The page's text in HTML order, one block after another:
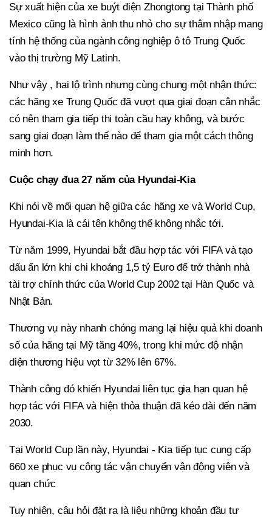
Sự xuất hiện của xe buýt điện Zhongtong tại Thành phố
Mexico cũng là hình ảnh thu nhỏ cho sự thâm nhập mang
tính hệ thống của ngành công nghiệp ô tô Trung Quốc
vào thị trường Mỹ Latinh.
Như vậy , hai lộ trình nhưng cùng chung một nhận thức:
các hãng xe Trung Quốc đã vượt qua giai đoạn cân nhắc
có nên tham gia tiếp thi toàn cầu hay không, và bước
sang giai đoạn làm thế nào để tham gia một cách thông
minh hơn.
Cuộc chạy đua 27 năm của Hyundai-Kia
Khi nói về mối quan hệ giữa các hãng xe và World Cup,
Hyundai-Kia là cái tên không thể không nhắc tới.
Từ năm 1999, Hyundai bắt đầu hợp tác với FIFA và tạo
dấu ấn lớn khi chi khoảng 1,5 tỷ Euro để trở thành nhà
tài trợ chính thức của World Cup 2002 tại Hàn Quốc và
Nhật Bản.
Thương vụ này nhanh chóng mang lại hiệu quả khi doanh
số của hãng tại Mỹ tăng 40%, trong khi mức độ nhận
diện thương hiệu vọt từ 32% lên 67%.
Thành công đó khiến Hyundai liên tục gia hạn quan hệ
hợp tác với FIFA và hiện thỏa thuận đã kéo dài đến năm
2030.
Tại World Cup lần này, Hyundai - Kia tiếp tục cung cấp
660 xe phục vụ công tác vận chuyển vận động viên và
quan chức
Tuy nhiên, câu hỏi đặt ra là liệu những khoản đầu tư